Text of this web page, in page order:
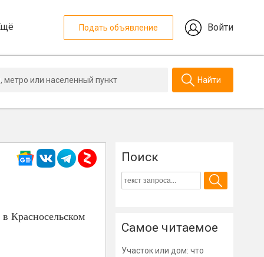
Подать объявление Войти
Найти
Красносельском
Поиск
Самое читаемое
Участок или дом: что